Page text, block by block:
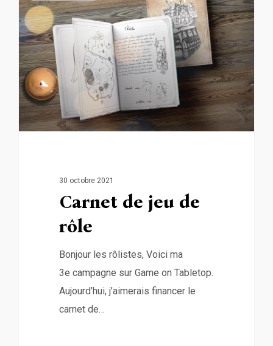
30 octobre 2021
Carnet de jeu de
rôle
Bonjour les rôlistes, Voici ma
3e campagne sur Game on Tabletop.
Aujourd’hui, j’aimerais financer le
carnet de…